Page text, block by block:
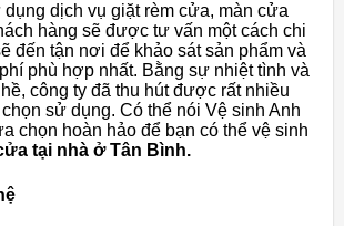
dịch vụ giặt rèm cửa, màn cửa
hàng sẽ được tư vấn một cách chi
đến tận nơi để khảo sát sản phẩm và
phù hợp nhất. Bằng sự nhiệt tình và
công ty đã thu hút được rất nhiều
sử dụng. Có thể nói Vệ sinh Anh
chọn hoàn hảo để bạn có thể vệ sinh
tại nhà ở Tân Bình.